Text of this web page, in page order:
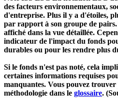
des facteurs environnementaux,
d'entreprise. Plus il y a d'étoiles,
par rapport à son groupe de
affiché dans la vue détaillée.
indicateur de l'impact du fonds
durables ou pour les rendre plus
Si le fonds n'est pas noté, cela
certaines informations requises
manquantes. Vous pouvez
méthodologie dans le glossaire.